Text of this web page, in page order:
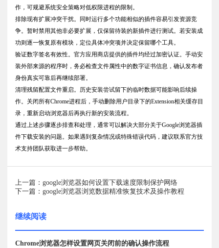
作，可规避系统安全策略对低权限进程的限制。
排除现有扩展冲突干扰。同时运行多个功能相似的插件容易引发资源竞
争。暂时禁用其他非必要扩展，仅保留待装的新插件进行测试。若安装成
功则逐一恢复原有模块，定位具体冲突项并决定保留哪个工具。
验证数字签名有效性。官方应用商店提供的插件均经过加密认证。手动安
装外部来源的程序时，务必检查文件属性中的数字证书信息，确认发布者
身份真实可靠后再继续部署。
清理残留配置文件重启。历史安装尝试留下的临时数据可能影响后续操
作。关闭所有Chrome进程后，手动删除用户目录下的Extension相关缓存目
录，重新启动浏览器后再执行新的安装流程。
通过上述步骤逐步排查和处理，通常可以解决大部分关于Google浏览器插
件下载安装的问题。如果遇到复杂情况或特殊错误代码，建议联系官方技
术支持团队获取进一步帮助。
上一篇：google浏览器如何设置下载速度限制保护网络
下一篇：google浏览器浏览数据精准恢复技术及操作教程
继续阅读
Chrome浏览器怎样设置网页关闭前的确认操作流程